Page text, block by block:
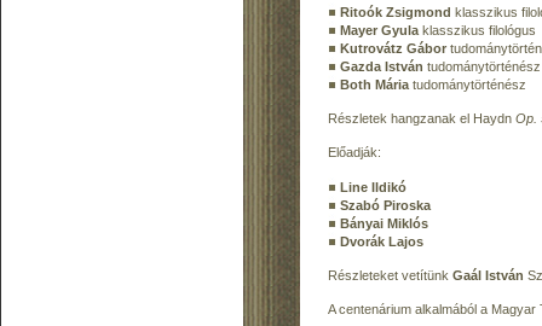
Ritoók Zsigmond klasszikus
Mayer Gyula klasszikus filológus
Kutrovátz Gábor
Gazda István tudománytörténész
Both Mária tudománytörténész
Részletek hangzanak el Haydn Op.
Előadják:
Line Ildikó
Szabó Piroska
Bányai Miklós
Dvorák Lajos
Részleteket vetítünk Gaál István
A centenárium alkalmából a